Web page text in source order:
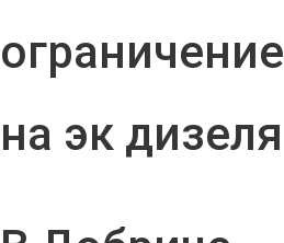
ограничение
на эк дизеля